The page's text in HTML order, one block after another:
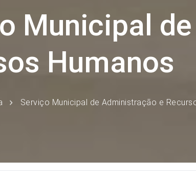
Municipal
Humanos
Serviço Municipal de Administração e